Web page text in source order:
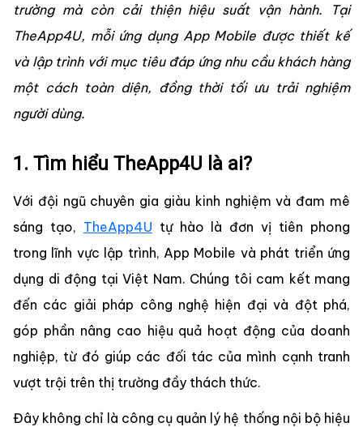
trường mà còn cải thiện hiệu suất vận hành. Tại
TheApp4U, mỗi ứng dụng App Mobile được thiết kế
và lập trình với mục tiêu đáp ứng nhu cầu khách hàng
một cách toàn diện, đồng thời tối ưu trải nghiệm
người dùng.
1. Tìm hiểu TheApp4U là ai?
Với đội ngũ chuyên gia giàu kinh nghiệm và đam mê
sáng tạo, TheApp4U tự hào là đơn vị tiên phong
trong lĩnh vực lập trình, App Mobile và phát triển ứng
dụng di động tại Việt Nam. Chúng tôi cam kết mang
đến các giải pháp công nghệ hiện đại và đột phá,
góp phần nâng cao hiệu quả hoạt động của doanh
nghiệp, từ đó giúp các đối tác của mình cạnh tranh
vượt trội trên thị trường đầy thách thức.
Đây không chỉ là công cụ quản lý hệ thống nội bộ hiệu